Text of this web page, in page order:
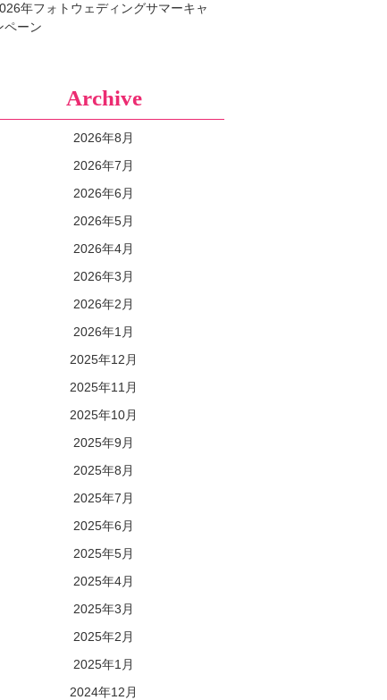
年フォトウェディングサマーキャ
ペーン
Archive
2026年8月
2026年7月
2026年6月
2026年5月
2026年4月
2026年3月
2026年2月
2026年1月
2025年12月
2025年11月
2025年10月
2025年9月
2025年8月
2025年7月
2025年6月
2025年5月
2025年4月
2025年3月
2025年2月
2025年1月
2024年12月